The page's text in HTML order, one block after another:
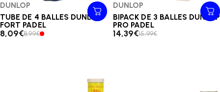
Distributeur:
DUNLOP
TUBE DE 4 BALLES DUNLOP
FORT PADEL
8,09€8,99€
Distributeur:
DUNLOP
BIPACK DE 3 BALLES DUNLOP
PRO PADEL
14,39€15,99€